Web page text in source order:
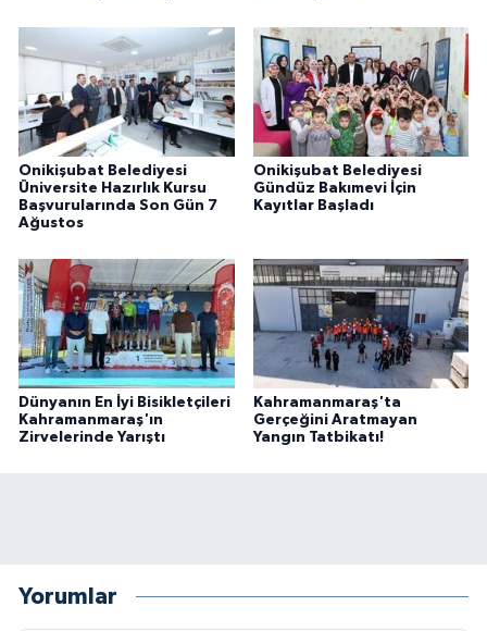
Onikişubat Belediyesi
Üniversite Hazırlık Kursu
Başvurularında Son Gün 7
Ağustos
Onikişubat Belediyesi
Gündüz Bakımevi İçin
Kayıtlar Başladı
Dünyanın En İyi Bisikletçileri
Kahramanmaraş'ın
Zirvelerinde Yarıştı
Kahramanmaraş'ta
Gerçeğini Aratmayan
Yangın Tatbikatı!
Yorumlar